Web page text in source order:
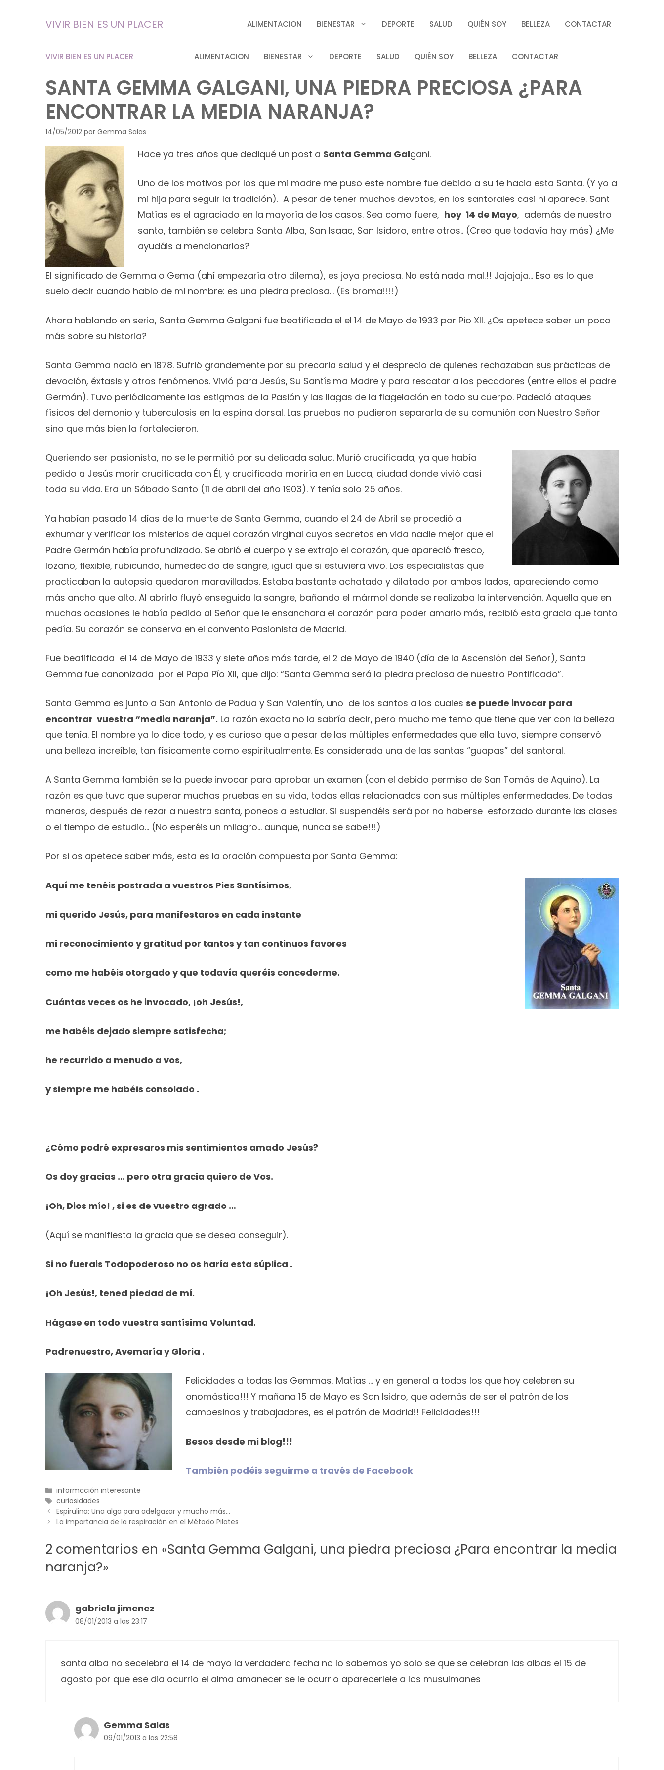
VIVIR BIEN ES UN PLACER ALIMENTACION BIENESTAR DEPORTE SALUD QUIÉN SOY BELLEZA CONTACTAR
VIVIR BIEN ES UN PLACER ALIMENTACION BIENESTAR DEPORTE SALUD QUIÉN SOY BELLEZA CONTACTAR
SANTA GEMMA GALGANI, UNA PIEDRA PRECIOSA ¿PARA
ENCONTRAR LA MEDIA NARANJA?
14/05/2012 por Gemma Salas
Hace ya tres años que dediqué un post a Santa Gemma Galgani.
Uno de los motivos por los que mi madre me puso este nombre fue debido a su fe hacia esta Santa. (Y yo a
mi hija para seguir la tradición). A pesar de tener muchos devotos, en los santorales casi ni aparece. Sant
Matías es el agraciado en la mayoría de los casos. Sea como fuere, hoy 14 de Mayo, además de nuestro
santo, también se celebra Santa Alba, San Isaac, San Isidoro, entre otros.. (Creo que todavía hay más) ¿Me
ayudáis a mencionarlos?
El significado de Gemma o Gema (ahí empezaría otro dilema), es joya preciosa. No está nada mal.!! Jajajaja… Eso es lo que
suelo decir cuando hablo de mi nombre: es una piedra preciosa… (Es broma!!!!)
Ahora hablando en serio, Santa Gemma Galgani fue beatificada el el 14 de Mayo de 1933 por Pio XII. ¿Os apetece saber un poco
más sobre su historia?
Santa Gemma nació en 1878. Sufrió grandemente por su precaria salud y el desprecio de quienes rechazaban sus prácticas de
devoción, éxtasis y otros fenómenos. Vivió para Jesús, Su Santísima Madre y para rescatar a los pecadores (entre ellos el padre
Germán). Tuvo periódicamente las estigmas de la Pasión y las llagas de la flagelación en todo su cuerpo. Padeció ataques
físicos del demonio y tuberculosis en la espina dorsal. Las pruebas no pudieron separarla de su comunión con Nuestro Señor
sino que más bien la fortalecieron.
Queriendo ser pasionista, no se le permitió por su delicada salud. Murió crucificada, ya que había
pedido a Jesús morir crucificada con Él, y crucificada moriría en en Lucca, ciudad donde vivió casi
toda su vida. Era un Sábado Santo (11 de abril del año 1903). Y tenía solo 25 años.
Ya habían pasado 14 días de la muerte de Santa Gemma, cuando el 24 de Abril se procedió a
exhumar y verificar los misterios de aquel corazón virginal cuyos secretos en vida nadie mejor que el
Padre Germán había profundizado. Se abrió el cuerpo y se extrajo el corazón, que apareció fresco,
lozano, flexible, rubicundo, humedecido de sangre, igual que si estuviera vivo. Los especialistas que
practicaban la autopsia quedaron maravillados. Estaba bastante achatado y dilatado por ambos lados, apareciendo como
más ancho que alto. Al abrirlo fluyó enseguida la sangre, bañando el mármol donde se realizaba la intervención. Aquella que en
muchas ocasiones le había pedido al Señor que le ensanchara el corazón para poder amarlo más, recibió esta gracia que tanto
pedía. Su corazón se conserva en el convento Pasionista de Madrid.
Fue beatificada el 14 de Mayo de 1933 y siete años más tarde, el 2 de Mayo de 1940 (día de la Ascensión del Señor), Santa
Gemma fue canonizada por el Papa Pío XII, que dijo: “Santa Gemma será la piedra preciosa de nuestro Pontificado”.
Santa Gemma es junto a San Antonio de Padua y San Valentín, uno de los santos a los cuales se puede invocar para
encontrar vuestra “media naranja”. La razón exacta no la sabría decir, pero mucho me temo que tiene que ver con la belleza
que tenía. El nombre ya lo dice todo, y es curioso que a pesar de las múltiples enfermedades que ella tuvo, siempre conservó
una belleza increíble, tan físicamente como espiritualmente. Es considerada una de las santas “guapas” del santoral.
A Santa Gemma también se la puede invocar para aprobar un examen (con el debido permiso de San Tomás de Aquino). La
razón es que tuvo que superar muchas pruebas en su vida, todas ellas relacionadas con sus múltiples enfermedades. De todas
maneras, después de rezar a nuestra santa, poneos a estudiar. Si suspendéis será por no haberse esforzado durante las clases
o el tiempo de estudio… (No esperéis un milagro… aunque, nunca se sabe!!!)
Por si os apetece saber más, esta es la oración compuesta por Santa Gemma:
Aquí me tenéis postrada a vuestros Pies Santísimos,
mi querido Jesús, para manifestaros en cada instante
mi reconocimiento y gratitud por tantos y tan continuos favores
como me habéis otorgado y que todavía queréis concederme.
Cuántas veces os he invocado, ¡oh Jesús!,
me habéis dejado siempre satisfecha;
he recurrido a menudo a vos,
y siempre me habéis consolado .
¿Cómo podré expresaros mis sentimientos amado Jesús?
Os doy gracias … pero otra gracia quiero de Vos.
¡Oh, Dios mío! , si es de vuestro agrado …
(Aquí se manifiesta la gracia que se desea conseguir).
Si no fuerais Todopoderoso no os haría esta súplica .
¡Oh Jesús!, tened piedad de mí.
Hágase en todo vuestra santísima Voluntad.
Padrenuestro, Avemaría y Gloria .
Felicidades a todas las Gemmas, Matías … y en general a todos los que hoy celebren su
onomástica!!! Y mañana 15 de Mayo es San Isidro, que además de ser el patrón de los
campesinos y trabajadores, es el patrón de Madrid!! Felicidades!!!
Besos desde mi blog!!!
También podéis seguirme a través de Facebook
Categorías
información interesante
Etiquetas
curiosidades
Espirulina: Una alga para adelgazar y mucho más…
La importancia de la respiración en el Método Pilates
2 comentarios en «Santa Gemma Galgani, una piedra preciosa ¿Para encontrar la media
naranja?»
gabriela jimenez
08/01/2013 a las 23:17
santa alba no secelebra el 14 de mayo la verdadera fecha no lo sabemos yo solo se que se celebran las albas el 15 de
agosto por que ese dia ocurrio el alma amanecer se le ocurrio aparecerlele a los musulmanes
Gemma Salas
09/01/2013 a las 22:58